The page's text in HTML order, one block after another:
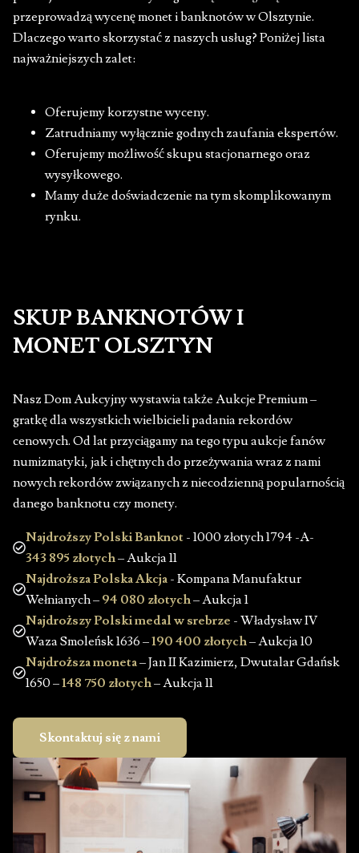
przeprowadzą wycenę monet i banknotów w Olsztynie.
Dlaczego warto skorzystać z naszych usług? Poniżej lista
najważniejszych zalet:
Oferujemy korzystne wyceny.
Zatrudniamy wyłącznie godnych zaufania ekspertów.
Oferujemy możliwość skupu stacjonarnego oraz
wysyłkowego.
Mamy duże doświadczenie na tym skomplikowanym
rynku.
SKUP BANKNOTÓW I
MONET OLSZTYN
Nasz Dom Aukcyjny wystawia także Aukcje Premium –
gratkę dla wszystkich wielbicieli padania rekordów
cenowych. Od lat przyciągamy na tego typu aukcje fanów
numizmatyki, jak i chętnych do przeżywania wraz z nami
nowych rekordów związanych z niecodzienną popularnością
danego banknotu czy monety.
Najdroższy Polski Banknot - 1000 złotych 1794 -A-
343 895 złotych– Aukcja 11
Najdroższa Polska Akcja - Kompana Manufaktur
Wełnianych – 94 080 złotych– Aukcja 1
Najdroższy Polski medal w srebrze - Władysław IV
Waza Smoleńsk 1636 –190 400 złotych– Aukcja 10
Najdroższa moneta– Jan II Kazimierz, Dwutalar Gdańsk
1650 –148 750 złotych– Aukcja 11
Skontaktuj się z nami